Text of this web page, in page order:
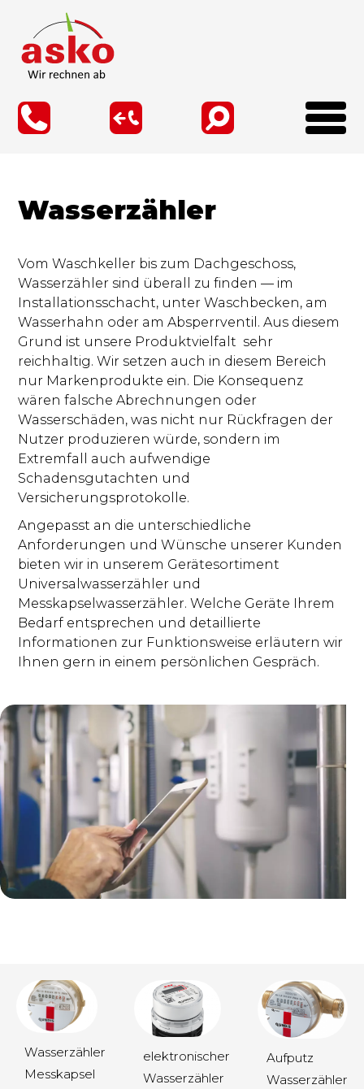
Wasserzähler
Vom Waschkeller bis zum Dachgeschoss,
Wasserzähler sind überall zu finden — im
Installationsschacht, unter Waschbecken, am
Wasserhahn oder am Absperrventil. Aus diesem
Grund ist unsere Produktvielfalt sehr
reichhaltig. Wir setzen auch in diesem Bereich
nur Markenprodukte ein. Die Konsequenz
wären falsche Abrechnungen oder
Wasserschäden, was nicht nur Rückfragen der
Nutzer produzieren würde, sondern im
Extremfall auch aufwendige
Schadensgutachten und
Versicherungsprotokolle.
Angepasst an die unterschiedliche
Anforderungen und Wünsche unserer Kunden
bieten wir in unserem Gerätesortiment
Universalwasserzähler und
Messkapselwasserzähler. Welche Geräte Ihrem
Bedarf entsprechen und detaillierte
Informationen zur Funktionsweise erläutern wir
Ihnen gern in einem persönlichen Gespräch.
Messkapsel
Wasserzähler
Messkapsel
Wasserzähler
Messkapsel
elektronischer
Wasserzähler
Wasserzähler
Verschraubung
Aufputz
Wasserzähler